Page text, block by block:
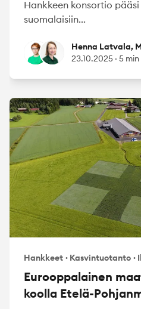
Hankkeen konsortio
suomalaisiin...
Henna Latvala
Maria Suomela
Henna Latvala,
23.10.2025 · 5
Hankkeet · Kasvintuotanto ·
Eurooppalainen
koolla Etelä-